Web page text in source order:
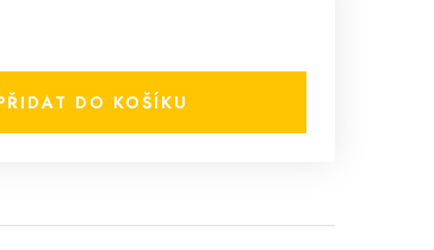
DO KOŠÍKU